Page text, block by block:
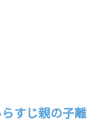
すじ親の子離